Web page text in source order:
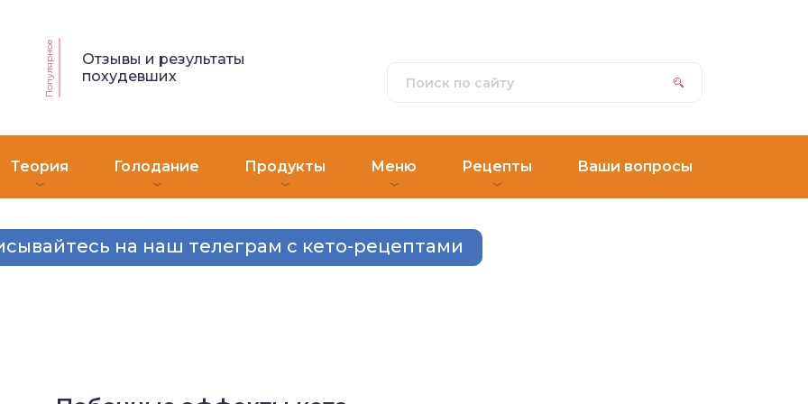
Популярное
Отзывы и результаты
похудевших
Теория Голодание Продукты Меню Рецепты Ваши вопросы
на наш телеграм с кето-рецептами